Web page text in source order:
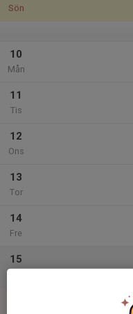
Sön
10
Mån
11
Tis
12
Ons
13
Tor
14
Fre
15